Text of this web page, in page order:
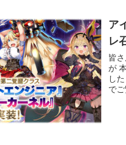
ア
レ
皆
が
し
で